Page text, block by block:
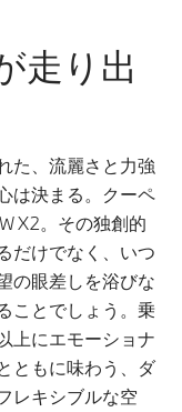
走り出
た、流麗さと力強
は決まる。クーペ
X2。その独創的
だけでなく、いつ
の眼差しを浴びな
ことでしょう。乗
上にエモーショナ
ともに味わう、ダ
レキシブルな空